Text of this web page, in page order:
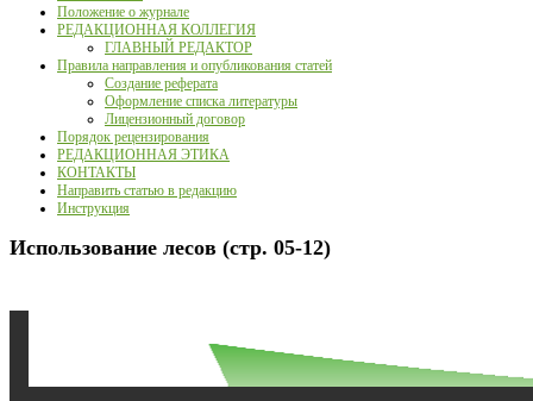
Положение о журнале
РЕДАКЦИОННАЯ КОЛЛЕГИЯ
ГЛАВНЫЙ РЕДАКТОР
Правила направления и опубликования статей
Создание реферата
Оформление списка литературы
Лицензионный договор
Порядок рецензирования
РЕДАКЦИОННАЯ ЭТИКА
КОНТАКТЫ
Направить статью в редакцию
Инструкция
Использование лесов (стр. 05-12)